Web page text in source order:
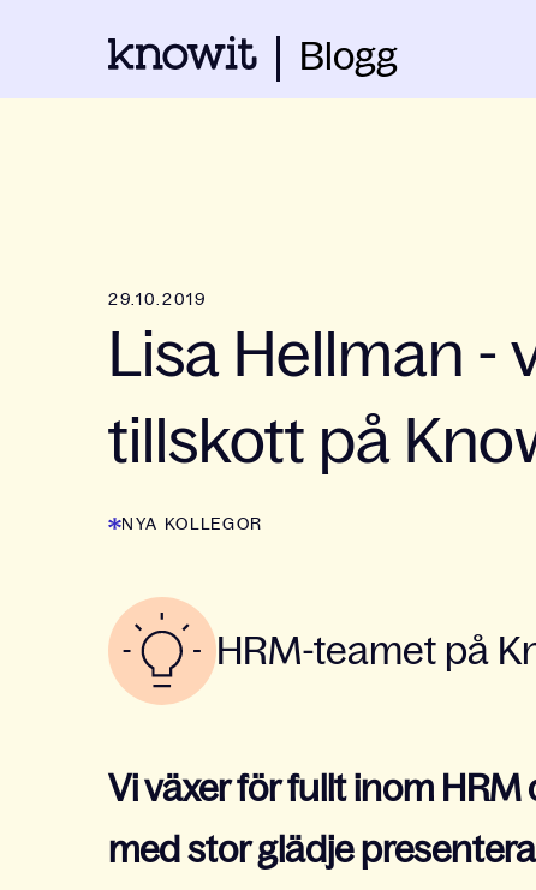
Blogg
29.10.2019
Lisa Hellman -
tillskott på
NYA KOLLEGOR
HRM-teamet på
Vi växer för fullt inom
med stor glädje